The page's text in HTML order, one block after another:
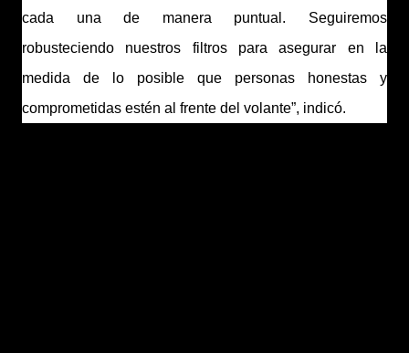
cada una de manera puntual. Seguiremos
robusteciendo nuestros filtros para asegurar en la
medida de lo posible que personas honestas y
comprometidas estén al frente del volante”, indicó.